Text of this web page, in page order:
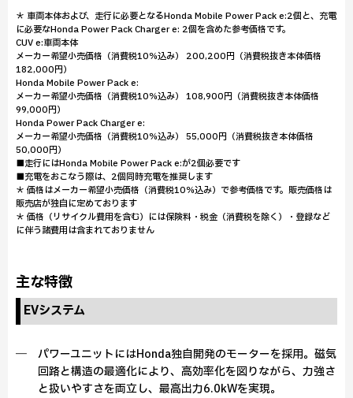
＊ 車両本体および、走行に必要となるHonda Mobile Power Pack e:2個と、充電
に必要なHonda Power Pack Charger e: 2個を含めた参考価格です。
CUV e:車両本体
メーカー希望小売価格（消費税10％込み） 200,200円（消費税抜き本体価格
182,000円）
Honda Mobile Power Pack e:
メーカー希望小売価格（消費税10％込み） 108,900円（消費税抜き本体価格
99,000円）
Honda Power Pack Charger e:
メーカー希望小売価格（消費税10％込み） 55,000円（消費税抜き本体価格
50,000円）
■走行にはHonda Mobile Power Pack e:が2個必要です
■充電をおこなう際は、2個同時充電を推奨します
＊ 価格はメーカー希望小売価格（消費税10％込み）で参考価格です。販売価格は
販売店が独自に定めております
＊ 価格（リサイクル費用を含む）には保険料・税金（消費税を除く）・登録など
に伴う諸費用は含まれておりません
主な特徴
EVシステム
― パワーユニットにはHonda独自開発のモーターを採用。磁気
回路と構造の最適化により、高効率化を図りながら、力強さ
と扱いやすさを両立し、最高出力6.0kWを実現。